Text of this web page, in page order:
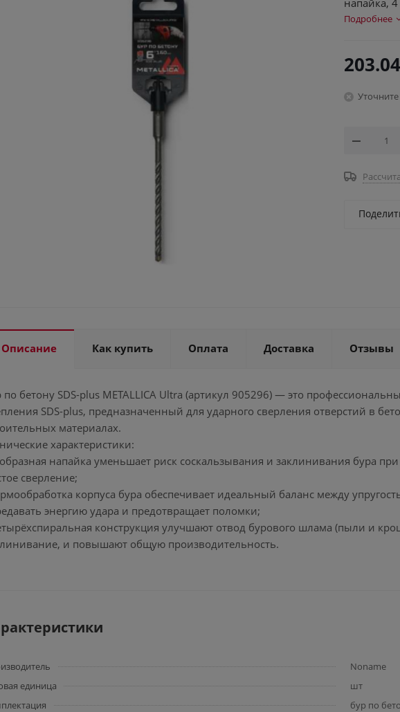
напайка,
Подробнее
203.04
Описание Как купить Оплата Доставка Отзывы
по бетону SDS-plus METALLICA Ultra (артикул 905296) — это
SDS-plus, предназначенный для ударного сверления отверстий в
материалах.
характеристики:
напайка уменьшает риск соскальзывания и заклинивания бура
сверление;
корпуса бура обеспечивает идеальный баланс между
энергию удара и предотвращает поломки;
конструкция улучшают отвод бурового шлама (пыли и
и повышают общую производительность.
Noname
единица
шт
бур по